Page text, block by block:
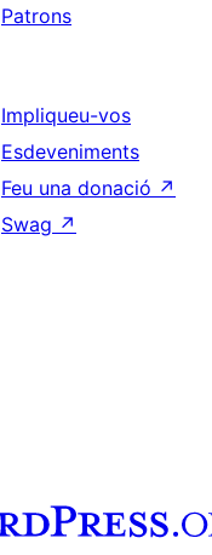
Patrons
Impliqueu-vos
Esdeveniments
Feu una donació ↗
Swag ↗